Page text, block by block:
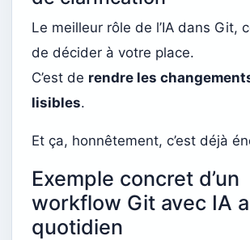
Le meilleur rôle de l’IA dans Git,
de décider à votre place.
C’est de rendre les
lisibles.
Et ça, honnêtement, c’est déjà
Exemple concret d’un
workflow Git avec IA
quotidien